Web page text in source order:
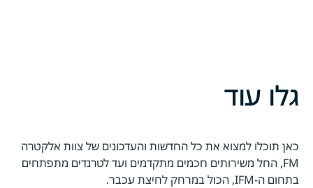
גלו עוד
כאן תוכלו למצוא את כל החדשות והעדכונים של צוות אלקטרה
FM, החל משירותים חכמים מתקדמים ועד לטרנדים מתפתחים
בתחום ה-IFM, הכול במרחק לחיצת עכבר.